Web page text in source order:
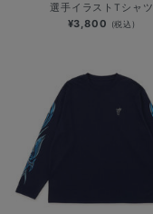
選手イラストTシャツ
¥3,800 (税込)